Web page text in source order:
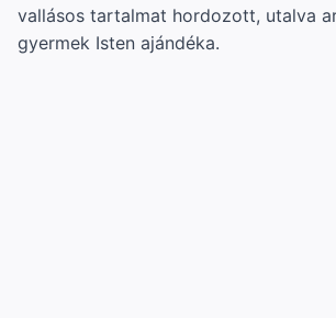
vallásos tartalmat hordozott, utalva
gyermek Isten ajándéka.